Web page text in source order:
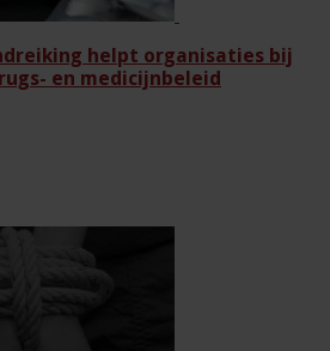
helpt organisaties bij
en medicijnbeleid